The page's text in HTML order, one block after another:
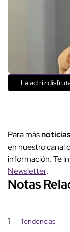
La actriz
Para más
en nuestro canal
información. Te
Newsletter.
Notas
1 Tendencias